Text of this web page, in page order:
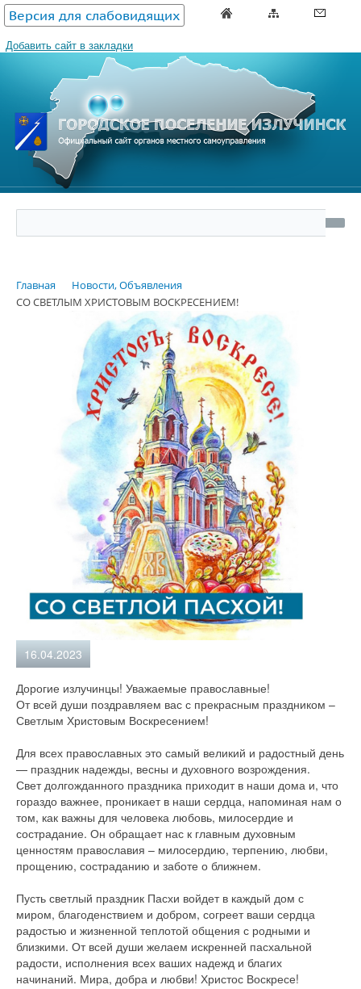
Версия для слабовидящих
Добавить сайт в закладки
Главная
Новости, Объявления
СО СВЕТЛЫМ ХРИСТОВЫМ ВОСКРЕСЕНИЕМ!
16.04.2023
Дорогие излучинцы! Уважаемые православные!
От всей души поздравляем вас с прекрасным праздником –
Светлым Христовым Воскресением!
Для всех православных это самый великий и радостный день
— праздник надежды, весны и духовного возрождения.
Свет долгожданного праздника приходит в наши дома и, что
гораздо важнее, проникает в наши сердца, напоминая нам о
том, как важны для человека любовь, милосердие и
сострадание. Он обращает нас к главным духовным
ценностям православия – милосердию, терпению, любви,
прощению, состраданию и заботе о ближнем.
Пусть светлый праздник Пасхи войдет в каждый дом с
миром, благоденствием и добром, согреет ваши сердца
радостью и жизненной теплотой общения с родными и
близкими. От всей души желаем искренней пасхальной
радости, исполнения всех ваших надежд и благих
начинаний. Мира, добра и любви! Христос Воскресе!